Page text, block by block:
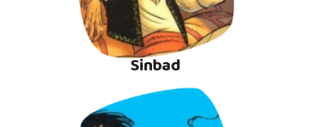
Sinbad